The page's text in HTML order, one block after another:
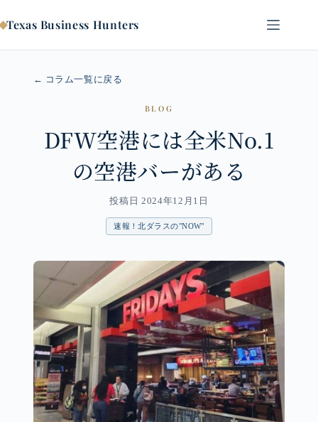
ン
ン
Texas Business Hunters
← コラム一覧に戻る
BLOG
DFW空港には全米No.1
の空港バーがある
投稿日 2024年12月1日
速報！北ダラスの"NOW"